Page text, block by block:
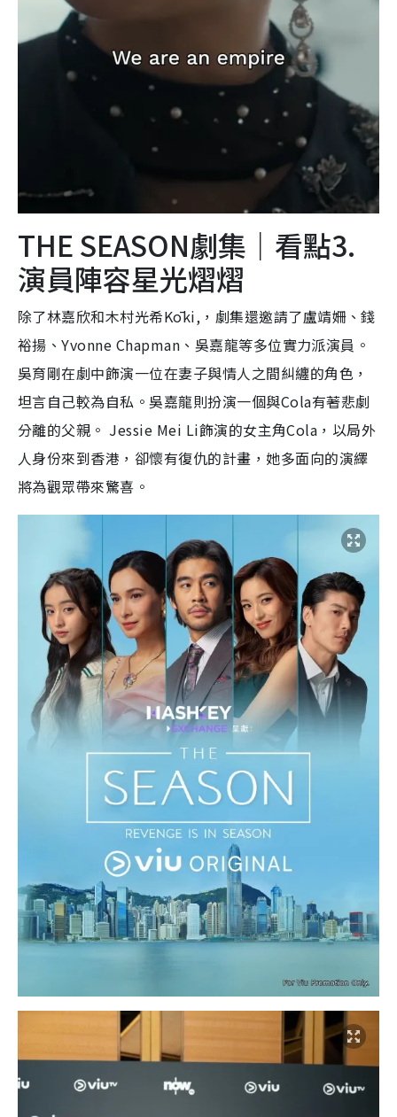
THE SEASON劇集｜看點3.
演員陣容星光熠熠
除了林嘉欣和木村光希Kōki,，劇集還邀請了盧靖姍、錢
裕揚、Yvonne Chapman、吳嘉龍等多位實力派演員。
吳育剛在劇中飾演一位在妻子與情人之間糾纏的角色，
坦言自己較為自私。吳嘉龍則扮演一個與Cola有著悲劇
分離的父親。 Jessie Mei Li飾演的女主角Cola，以局外
人身份來到香港，卻懷有復仇的計畫，她多面向的演繹
將為觀眾帶來驚喜。